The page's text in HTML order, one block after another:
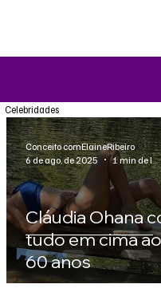
Celebridades
Cláudia Ohana
tudo em cima
60 anos
Conceito comElaineRibeiro
6 de ago. de 2025
1 min de leitura